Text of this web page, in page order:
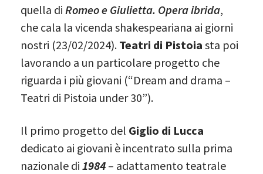
quella di Romeo e Giulietta. Opera ibrida,
che cala la vicenda shakespeariana ai giorni
nostri (23/02/2024). Teatri di Pistoia sta poi
lavorando a un particolare progetto che
riguarda i più giovani (“Dream and drama –
Teatri di Pistoia under 30”).
Il primo progetto del Giglio di Lucca
dedicato ai giovani è incentrato sulla prima
nazionale di 1984 – adattamento teatrale